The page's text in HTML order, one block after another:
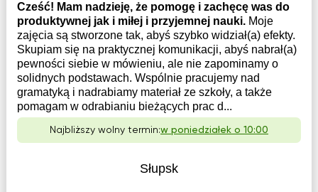
Cześć! Mam nadzieję, że pomogę i zachęcę was do
produktywnej jak i miłej i przyjemnej nauki. Moje
zajęcia są stworzone tak, abyś szybko widział(a) efekty.
Skupiam się na praktycznej komunikacji, abyś nabrał(a)
pewności siebie w mówieniu, ale nie zapominamy o
solidnych podstawach. Wspólnie pracujemy nad
gramatyką i nadrabiamy materiał ze szkoły, a także
pomagam w odrabianiu bieżących prac d...
Najbliższy wolny termin:w poniedziałek o 10:00
Słupsk